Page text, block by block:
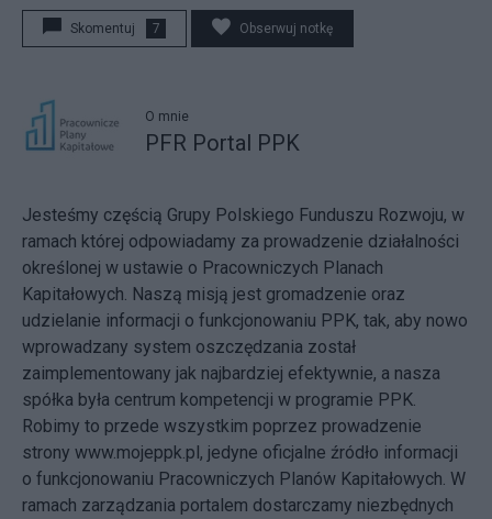
Skomentuj 7 Obserwuj notkę
O mnie
PFR Portal PPK
Jesteśmy częścią Grupy Polskiego Funduszu Rozwoju, w
ramach której odpowiadamy za prowadzenie działalności
określonej w ustawie o Pracowniczych Planach
Kapitałowych. Naszą misją jest gromadzenie oraz
udzielanie informacji o funkcjonowaniu PPK, tak, aby nowo
wprowadzany system oszczędzania został
zaimplementowany jak najbardziej efektywnie, a nasza
spółka była centrum kompetencji w programie PPK.
Robimy to przede wszystkim poprzez prowadzenie
strony www.mojeppk.pl, jedyne oficjalne źródło informacji
o funkcjonowaniu Pracowniczych Planów Kapitałowych. W
ramach zarządzania portalem dostarczamy niezbędnych